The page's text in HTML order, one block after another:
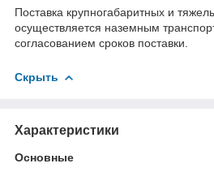
Поставка крупногабаритных и
осуществляется наземным
согласованием сроков поставки.
Скрыть
Характеристики
Основные